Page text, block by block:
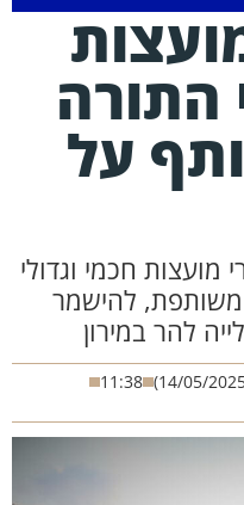
התורה
על
חכמי וגדולי
להישמר
להר במירון
11:38